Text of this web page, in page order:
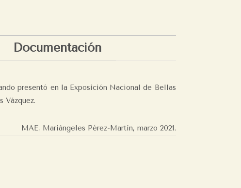
Documentación
presentó en la Exposición Nacional de Bellas
Vázquez.
MAE, Mariángeles Pérez-Martín, marzo 2021.